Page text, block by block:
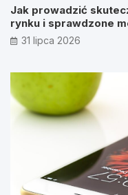
Jak prowadzić
rynku i sprawdzone
31 lipca 2026